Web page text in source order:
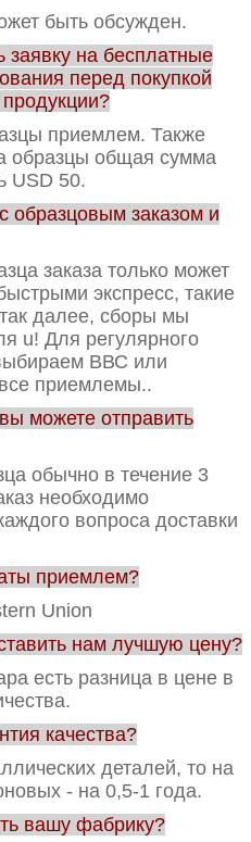
быть обсужден.
заявку на бесплатные
перед покупкой
приемлем. Также
образцы общая сумма
USD 50.
образцовым заказом и
заказа только может
экспресс, такие
далее, сборы мы
u! Для регулярного
ВВС или
приемлемы..
можете отправить
обычно в течение 3
необходимо
вопроса доставки
приемлем?
Union
нам лучшую цену?
есть разница в цене в
качества?
деталей, то на
- на 0,5-1 года.
вашу фабрику?